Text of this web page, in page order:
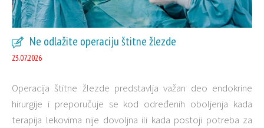
Ne odlažite operaciju štitne žlezde
23.07.2026
Operacija štitne žlezde predstavlja važan deo endokrine
hirurgije i preporučuje se kod određenih oboljenja kada
terapija lekovima nije dovoljna ili kada postoji potreba za